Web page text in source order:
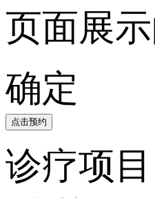
页面展
确定
点击预约
诊疗项目